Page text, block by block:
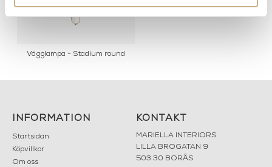
Vägglampa - Stadium round
INFORMATION
Startsidan
Köpvillkor
Om oss
KONTAKT
MARIELLA INTERIORS
LILLA BROGATAN 9
503 30 BORÅS